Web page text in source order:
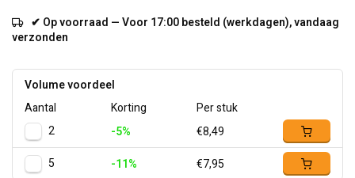
✔ Op voorraad — Voor 17:00 besteld (werkdagen), vandaag
verzonden
Volume voordeel
Aantal
Korting
Per stuk
2
-5%
€8,49
5
-11% €7,95